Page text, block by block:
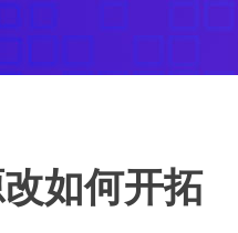
如何开拓